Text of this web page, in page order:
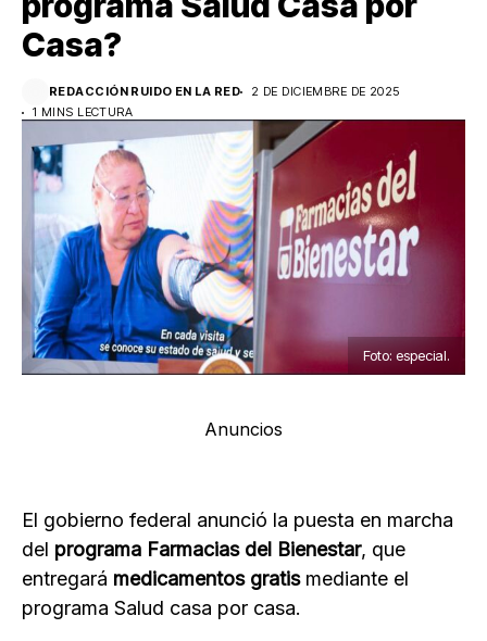
Casa?
REDACCIÓN RUIDO EN LA RED
2 DE DICIEMBRE DE 2025
1 MINS LECTURA
Foto: especial.
Anuncios
El gobierno federal anunció la puesta en marcha
del programa Farmacias del Bienestar, que
entregará medicamentos gratismediante el
programa Salud casa por casa.